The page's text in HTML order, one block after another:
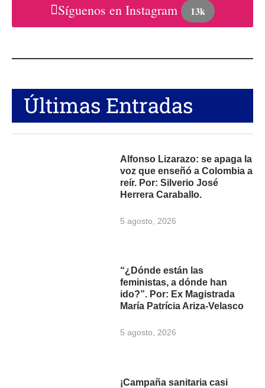
Síguenos en Instagram 13k
Últimas Entradas
Alfonso Lizarazo: se apaga la
voz que enseñó a Colombia a
reír. Por: Silverio José
Herrera Caraballo.
5 agosto, 2026
“¿Dónde están las
feministas, a dónde han
ido?”. Por: Ex Magistrada
María Patrícia Ariza-Velasco
5 agosto, 2026
¡Campaña sanitaria casi